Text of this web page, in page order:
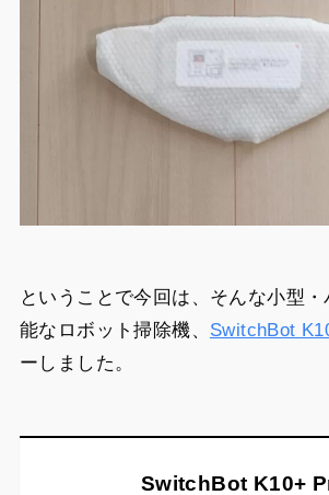
ということで今回は、そんな小型
能なロボット掃除機、 SwitchBot
ーしました。
SwitchBot K10+